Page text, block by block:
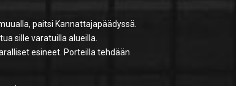
paitsi Kannattajapäädyssä.
sille varatuilla alueilla.
esineet. Porteilla tehdään